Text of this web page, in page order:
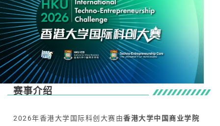
事介绍
2026年香港大学国际科创大赛由香港大学中国商业学院